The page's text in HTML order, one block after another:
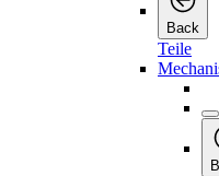
Back
Teile